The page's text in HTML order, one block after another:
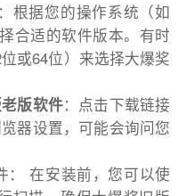
根据您的操作系统（如
合适的软件版本。有时
或64位）来选择大爆奖
版软件：点击下载链接
器设置，可能会询问您
： 在安装前，您可以使